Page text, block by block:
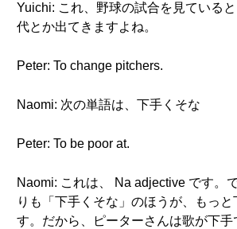
Yuichi: これ、野球の試合を見ている
代とか出てきますよね。
Peter: To change pitchers.
Naomi: 次の単語は、下手くそな
Peter: To be poor at.
Naomi: これは、 Na adjective です。
りも「下手くそな」のほうが、もっ
す。だから、ピーターさんは歌が下手